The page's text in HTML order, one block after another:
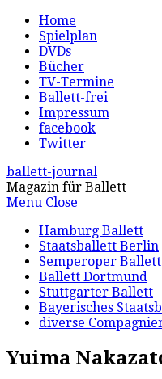
Home
Spielplan
DVDs
Bücher
TV-Termine
Ballett-frei
Impressum
facebook
Twitter
ballett-journal
Magazin für Ballett
Menu Close
Hamburg Ballett
Staatsballett Berlin
Semperoper Ballett
Ballett Dortmund
Stuttgarter Ballett
Bayerisches
diverse
Yuima